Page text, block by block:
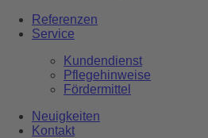
Referenzen
Service
Kundendienst
Pflegehinweise
Fördermittel
Neuigkeiten
Kontakt